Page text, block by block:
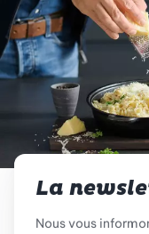
La
Nous vous